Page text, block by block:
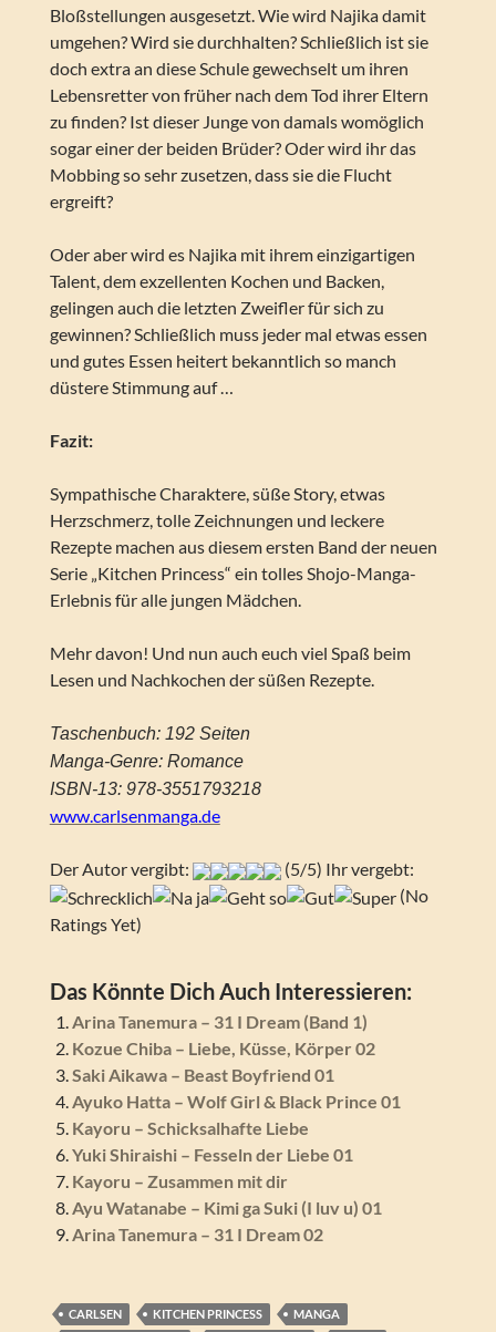
Bloßstellungen ausgesetzt. Wie wird Najika damit
umgehen? Wird sie durchhalten? Schließlich ist sie
doch extra an diese Schule gewechselt um ihren
Lebensretter von früher nach dem Tod ihrer Eltern
zu finden? Ist dieser Junge von damals womöglich
sogar einer der beiden Brüder? Oder wird ihr das
Mobbing so sehr zusetzen, dass sie die Flucht
ergreift?
Oder aber wird es Najika mit ihrem einzigartigen
Talent, dem exzellenten Kochen und Backen,
gelingen auch die letzten Zweifler für sich zu
gewinnen? Schließlich muss jeder mal etwas essen
und gutes Essen heitert bekanntlich so manch
düstere Stimmung auf …
Fazit:
Sympathische Charaktere, süße Story, etwas
Herzschmerz, tolle Zeichnungen und leckere
Rezepte machen aus diesem ersten Band der neuen
Serie „Kitchen Princess“ ein tolles Shojo-Manga-
Erlebnis für alle jungen Mädchen.
Mehr davon! Und nun auch euch viel Spaß beim
Lesen und Nachkochen der süßen Rezepte.
Taschenbuch: 192 Seiten
Manga-Genre: Romance
ISBN-13: 978-3551793218
www.carlsenmanga.de
Der Autor vergibt:
(5/5) Ihr vergebt:
(No
Ratings Yet)
Das Könnte Dich Auch Interessieren:
Arina Tanemura – 31 I Dream (Band 1)
Kozue Chiba – Liebe, Küsse, Körper 02
Saki Aikawa – Beast Boyfriend 01
Ayuko Hatta – Wolf Girl & Black Prince 01
Kayoru – Schicksalhafte Liebe
Yuki Shiraishi – Fesseln der Liebe 01
Kayoru – Zusammen mit dir
Ayu Watanabe – Kimi ga Suki (I luv u) 01
Arina Tanemura – 31 I Dream 02
CARLSEN KITCHEN PRINCESS
MANGA